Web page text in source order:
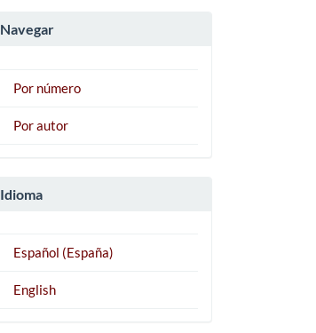
Navegar
Por número
Por autor
Idioma
Español (España)
English